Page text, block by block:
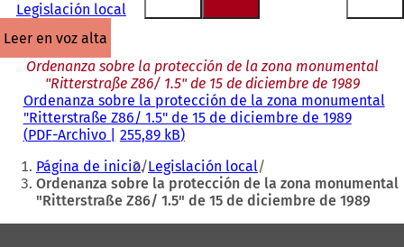
Legislación local
leer en voz alta
Ordenanza sobre la protección de la zona monumental
"Ritterstraße Z86/ 1.5" de 15 de diciembre de 1989
Ordenanza sobre la protección de la zona monumental
"Ritterstraße Z86/ 1.5" de 15 de diciembre de 1989
PDF-Archivo 255,89 kB
Estás
aquí:
Página de inicio Legislación local
Ordenanza sobre la protección de la zona monumental
"Ritterstraße Z86/ 1.5" de 15 de diciembre de 1989